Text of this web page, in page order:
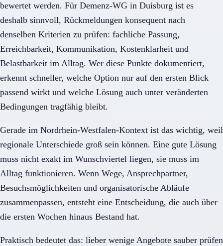
bewertet werden. Für Demenz-WG in Duisburg ist es
deshalb sinnvoll, Rückmeldungen konsequent nach
denselben Kriterien zu prüfen: fachliche Passung,
Erreichbarkeit, Kommunikation, Kostenklarheit und
Belastbarkeit im Alltag. Wer diese Punkte dokumentiert,
erkennt schneller, welche Option nur auf den ersten Blick
passend wirkt und welche Lösung auch unter veränderten
Bedingungen tragfähig bleibt.
Gerade im Nordrhein-Westfalen-Kontext ist das wichtig, weil
regionale Unterschiede groß sein können. Eine gute Lösung
muss nicht exakt im Wunschviertel liegen, sie muss im
Alltag funktionieren. Wenn Wege, Ansprechpartner,
Besuchsmöglichkeiten und organisatorische Abläufe
zusammenpassen, entsteht eine Entscheidung, die auch über
die ersten Wochen hinaus Bestand hat.
Praktisch bedeutet das: lieber wenige Angebote sauber prüfen